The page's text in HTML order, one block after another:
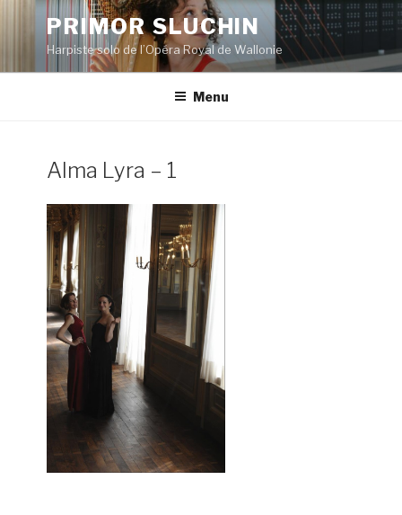
contenu
principal
PRIMOR SLUCHIN
Harpiste solo de l’Opéra Royal de Wallonie
Menu
Alma Lyra – 1